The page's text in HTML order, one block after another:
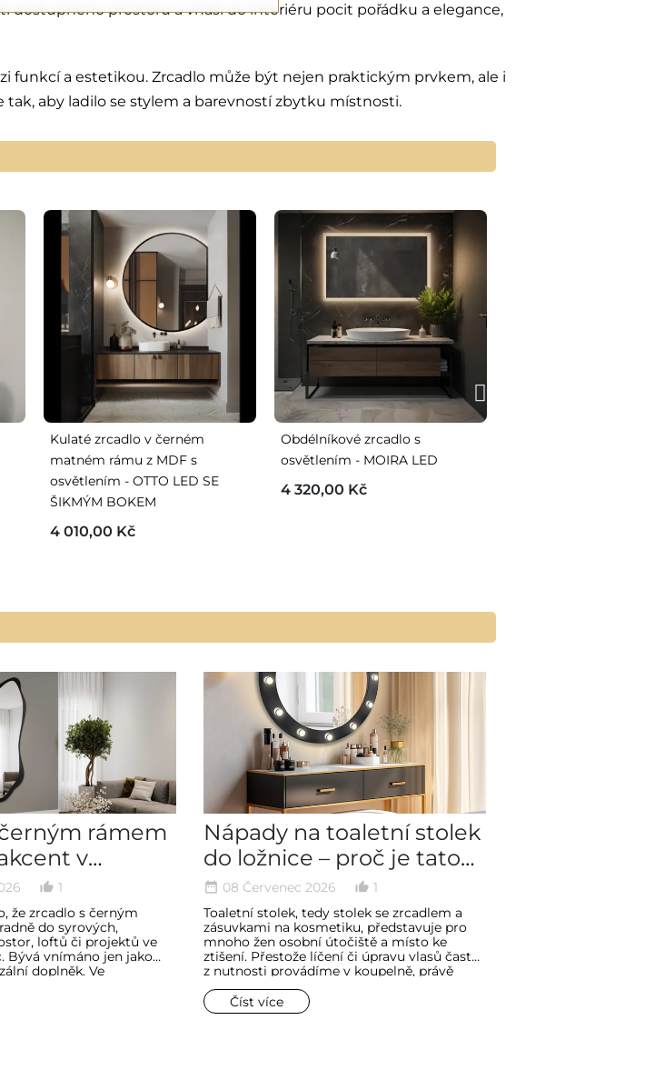
dostupného prostoru a vnáší do interiéru pocit pořádku a elegance,
funkcí a estetikou. Zrcadlo může být nejen praktickým prvkem, ale i
aby ladilo se stylem a barevností zbytku místnosti.
Kulaté zrcadlo v černém
matném rámu z MDF s
osvětlením - OTTO LED SE
ŠIKMÝM BOKEM
4 010,00 Kč
Obdélníkové zrcadlo s
osvětlením - MOIRA LED
4 320,00 Kč
rámem
v
thumb_up_alt 1
že zrcadlo s černým
do syrových,
loftů či projektů ve
Bývá vnímáno jen jako
doplněk. Ve
úlohu. Je svého druhu
která dává
Nápady na toaletní stolek
do ložnice – proč je tato
zóna péče a krásy nejlepší
právě tady?
date_range 08 Červenec 2026 thumb_up_alt 1
Toaletní stolek, tedy stolek se zrcadlem a
zásuvkami na kosmetiku, představuje pro
mnoho žen osobní útočiště a místo ke
ztišení. Přestože líčení či úpravu vlasů často
z nutnosti provádíme v koupelně, právě
ranní rituály i vytvoření soukromého koutku
krásy.
Číst více